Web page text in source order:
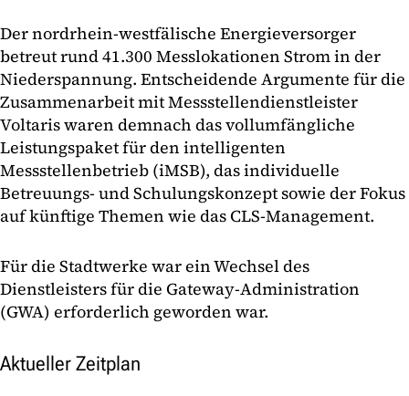
Der nordrhein-westfälische Energieversorger
betreut rund 41.300 Messlokationen Strom in der
Niederspannung. Entscheidende Argumente für die
Zusammenarbeit mit Messstellendienstleister
Voltaris waren demnach das vollumfängliche
Leistungspaket für den intelligenten
Messstellenbetrieb (iMSB), das individuelle
Betreuungs- und Schulungskonzept sowie der Fokus
auf künftige Themen wie das CLS-Management.
Für die Stadtwerke war ein Wechsel des
Dienstleisters für die Gateway-Administration
(GWA) erforderlich geworden war.
Aktueller Zeitplan